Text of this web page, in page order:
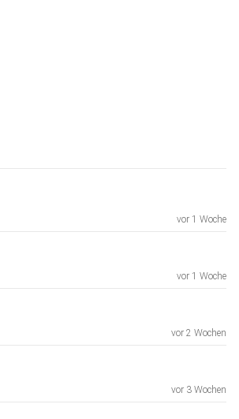
vor 1 Woche
vor 1 Woche
vor 2 Wochen
vor 3 Wochen